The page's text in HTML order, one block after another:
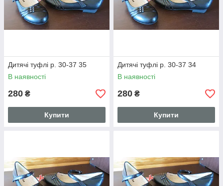
Дитячі туфлі р. 30-37 35
В наявності
280 ₴
Купити
Дитячі туфлі р. 30-37 34
В наявності
280 ₴
Купити